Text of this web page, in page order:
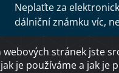
Neplaťte za
dálniční známku víc,
stránek jste
je používáme a jak je